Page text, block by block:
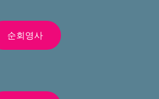
순회영사